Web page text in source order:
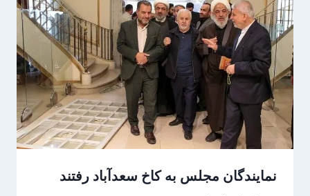
نمایندگان مجلس به کاخ سعدآباد رفتند